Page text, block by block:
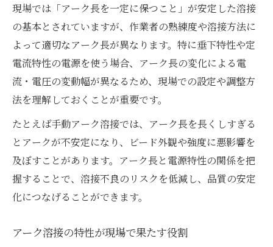
溶接特性による品質変動と対策方法を紹介
電源特性の違いが溶接品質にどう影響する
か
溶接の外部特性が安定性確保に果たす役割
高品質な溶接を支える電源特性の見極め方
現場で役立つ溶接特性の見極め術
溶接特性を見極めて作業効率を向上させる
方法
現場で役立つ溶接特性のチェックポイント
溶接作業の安定性を左右する特性選択のコ
溶接の特性を活かしたトラブル防止の実践
現場では「アーク長を一定に保つこと」が安定した溶接
の基本とされていますが、作業者の熟練度や溶接方法に
よって適切なアーク長が異なります。特に垂下特性や定
電流特性の電源を使う場合、アーク長の変化による電
流・電圧の変動幅が異なるため、現場での設定や調整方
法を理解しておくことが重要です。
たとえば手動アーク溶接では、アーク長を長くしすぎる
とアークが不安定になり、ビード外観や強度に悪影響を
及ぼすことがあります。アーク長と電源特性の関係を把
握することで、溶接不良のリスクを低減し、品質の安定
化につなげることができます。
アーク溶接の特性が現場で果たす役割